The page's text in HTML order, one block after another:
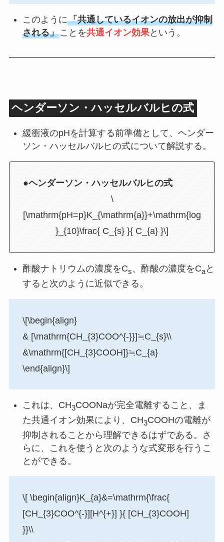
このように「共通しているイオンの放出が抑制
される」ことを共通イオン効果という。
ヘンダーソン・ハッセルバルヒの式
緩衝液のpHを計算する前準備として、ヘンダー
ソン・ハッセルバルヒの式について解説する。
●ヘンダーソン・ハッセルバルヒの式
\
[\mathrm{pH=p}K_{\mathrm{a}}+\mathrm{log
}_{10}\frac{ C_{s} }{ C_{a} }\]
酢酸ナトリウムの濃度をCs、酢酸の濃度をCaと
すると次のように近似できる。
\[\begin{align}
& [\mathrm{CH_{3}COO^{-}}]≒C_{s}\\
&\mathrm{[CH_{3}COOH]}≒C_{a}
\end{align}\]
これは、CH3COONaが完全電離すること、ま
た共通イオン効果により、CH3COOHの電離が
抑制されることから理解できるはずである。さ
らに、これを使うと次のような式変形を行うこ
とができる。
\[ \begin{align}K_{a}&=\mathrm{\frac{
[CH_{3}COO^{-}][H^{+}] }{ [CH_{3}COOH]
}}\\